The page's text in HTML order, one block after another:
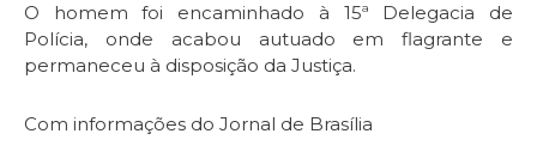
O homem foi encaminhado à 15ª Delegacia de
Polícia, onde acabou autuado em flagrante e
permaneceu à disposição da Justiça.
Com informações do Jornal de Brasília